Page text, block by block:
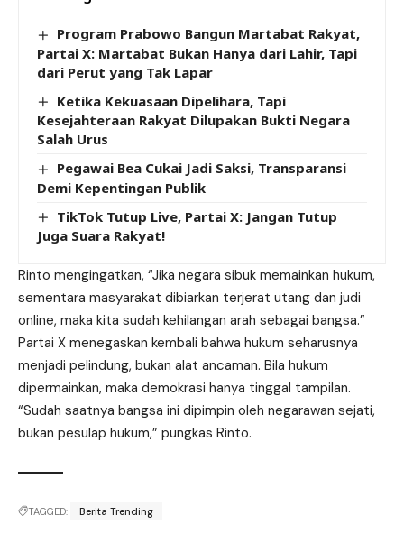
Program Prabowo Bangun Martabat Rakyat,
Partai X: Martabat Bukan Hanya dari Lahir, Tapi
dari Perut yang Tak Lapar
Ketika Kekuasaan Dipelihara, Tapi
Kesejahteraan Rakyat Dilupakan Bukti Negara
Salah Urus
Pegawai Bea Cukai Jadi Saksi, Transparansi
Demi Kepentingan Publik
TikTok Tutup Live, Partai X: Jangan Tutup
Juga Suara Rakyat!
Rinto mengingatkan, “Jika negara sibuk memainkan hukum,
sementara masyarakat dibiarkan terjerat utang dan judi
online, maka kita sudah kehilangan arah sebagai bangsa.”
Partai X menegaskan kembali bahwa hukum seharusnya
menjadi pelindung, bukan alat ancaman. Bila hukum
dipermainkan, maka demokrasi hanya tinggal tampilan.
“Sudah saatnya bangsa ini dipimpin oleh negarawan sejati,
bukan pesulap hukum,” pungkas Rinto.
TAGGED: Berita Trending